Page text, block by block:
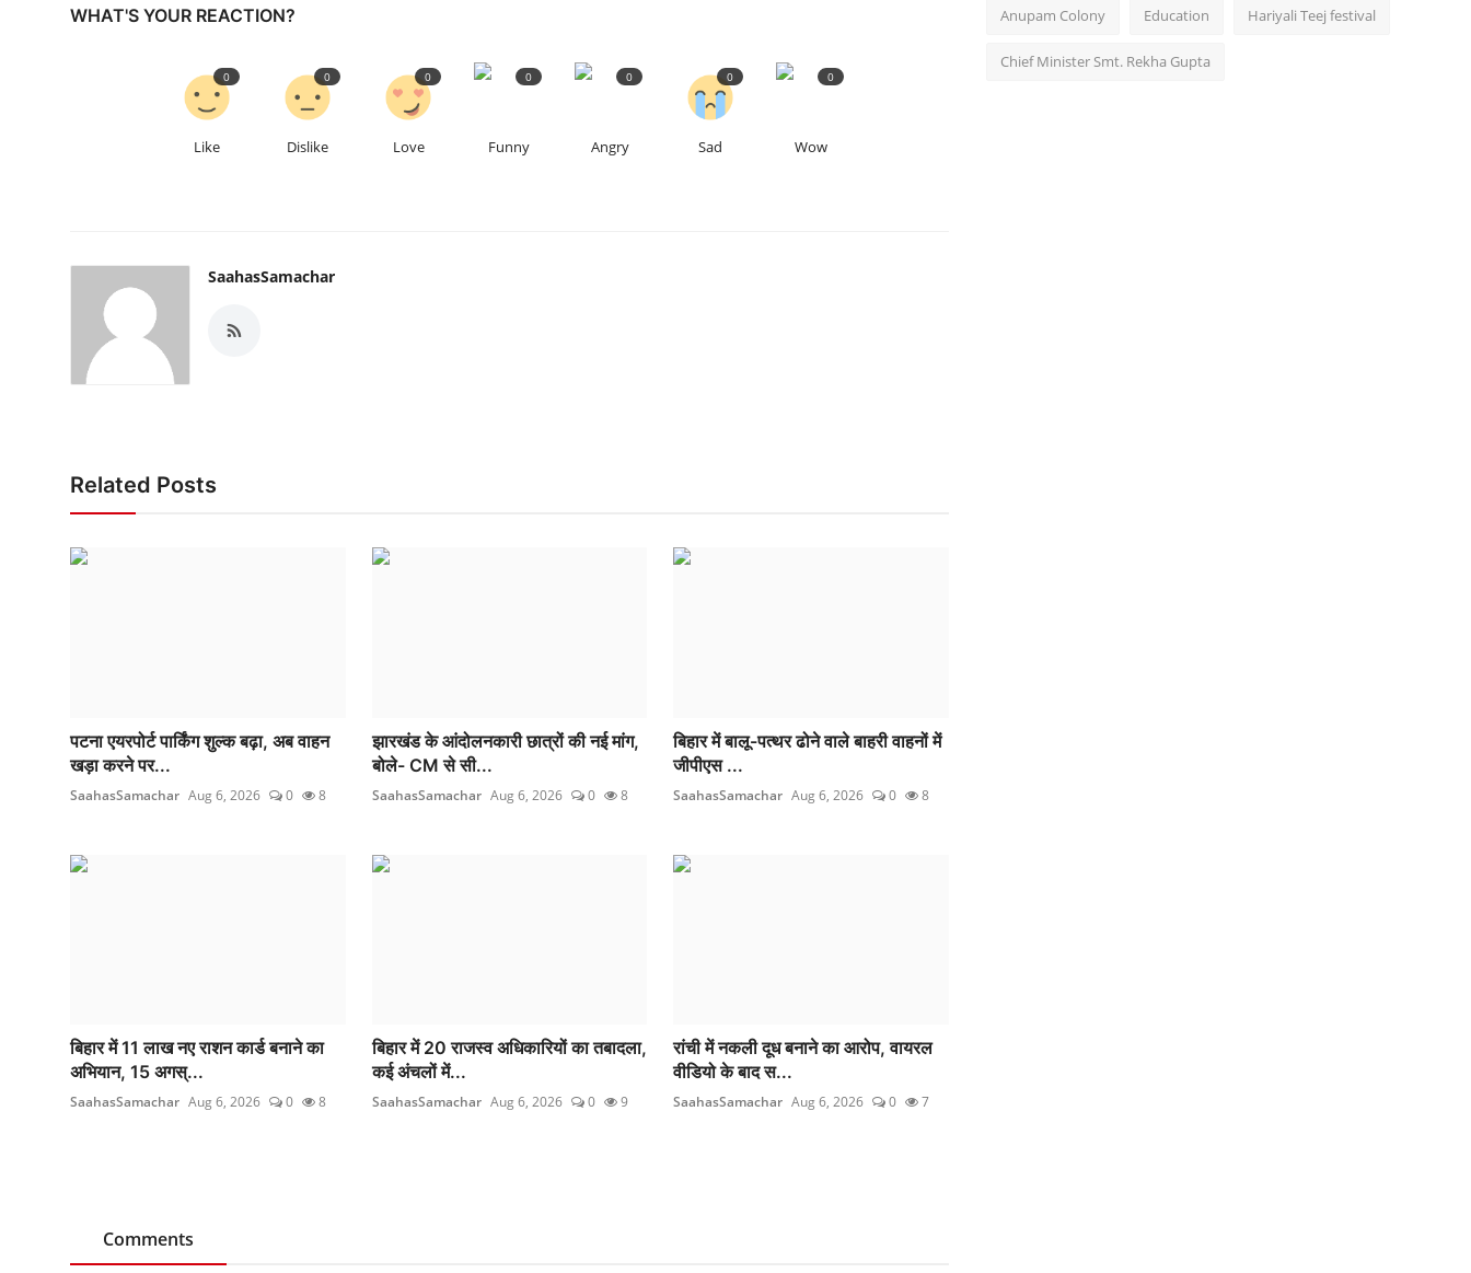
WHAT'S YOUR REACTION?
Like
0
Dislike
0
Love
0
Funny
0
Angry
0
Sad
0
Wow
0
SaahasSamachar
Related Posts
पटना एयरपोर्ट पार्किंग शुल्क बढ़ा, अब वाहन
खड़ा करने पर...
SaahasSamachar Aug 6, 2026 0 8
झारखंड के आंदोलनकारी छात्रों की नई मांग,
बोले- CM से सी...
SaahasSamachar Aug 6, 2026 0 8
बिहार में बालू-पत्थर ढोने वाले बाहरी वाहनों में
जीपीएस ...
SaahasSamachar Aug 6, 2026 0 8
बिहार में 11 लाख नए राशन कार्ड बनाने का
अभियान, 15 अगस्...
SaahasSamachar Aug 6, 2026 0 8
बिहार में 20 राजस्व अधिकारियों का तबादला,
कई अंचलों में...
SaahasSamachar Aug 6, 2026 0 9
रांची में नकली दूध बनाने का आरोप, वायरल
वीडियो के बाद स...
SaahasSamachar Aug 6, 2026 0 7
Comments
Anupam Colony Education Hariyali Teej festival
Chief Minister Smt. Rekha Gupta